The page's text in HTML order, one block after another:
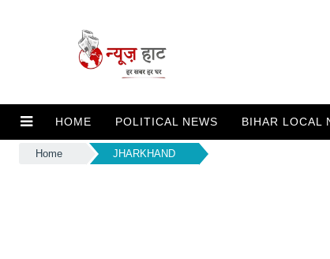
HOME POLITICAL NEWS BIHAR LOCAL
Home JHARKHAND